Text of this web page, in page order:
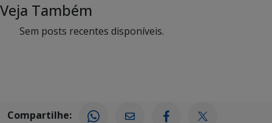
Veja Também
Sem posts recentes disponíveis.
Compartilhe: